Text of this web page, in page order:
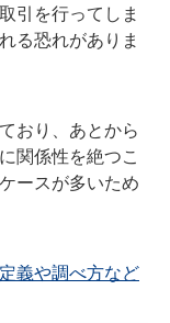
引を行ってしま
る恐れがありま
おり、あとから
関係性を絶つこ
ースが多いため
義や調べ方など